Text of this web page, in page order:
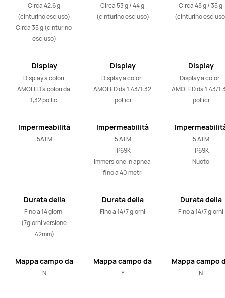
Circa 42,6 g
(cinturino escluso)
Circa 35 g (cinturino
escluso)
Display
Display a colori
AMOLED a colori da
1,32 pollici
Impermeabilità
5ATM
Durata della
batteria
Fino a 14 giorni
(7giorni versione
42mm)
Mappa campo da
golf
N
Circa 53 g / 44 g
(cinturino escluso)
Display
Display a colori
AMOLED da 1.43/1.32
pollici
Impermeabilità
5 ATM
IP69K
Immersione in apnea
fino a 40 metri
Durata della
batteria
Fino a 14/7 giorni
Mappa campo da
golf
Y
Circa 48 g / 35 g
(cinturino
Display
Display a colori
AMOLED da 1.43/
pollici
5 ATM
IP69K
Nuoto
Durata della
batteria
Fino a 14/7 giorni
Mappa campo
golf
N